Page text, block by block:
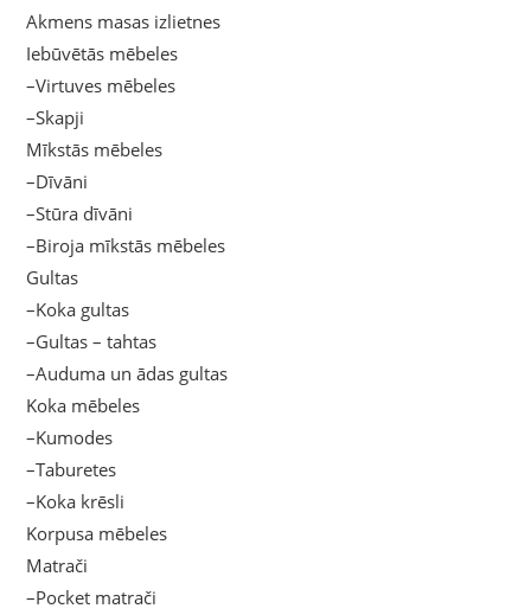
Akmens masas izlietnes
Iebūvētās mēbeles
–Virtuves mēbeles
–Skapji
Mīkstās mēbeles
–Dīvāni
–Stūra dīvāni
–Biroja mīkstās mēbeles
Gultas
–Koka gultas
–Gultas – tahtas
–Auduma un ādas gultas
Koka mēbeles
–Kumodes
–Taburetes
–Koka krēsli
Korpusa mēbeles
Matrači
–Pocket matrači